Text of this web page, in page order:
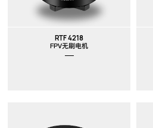
RTF 4218
FPV无刷电机